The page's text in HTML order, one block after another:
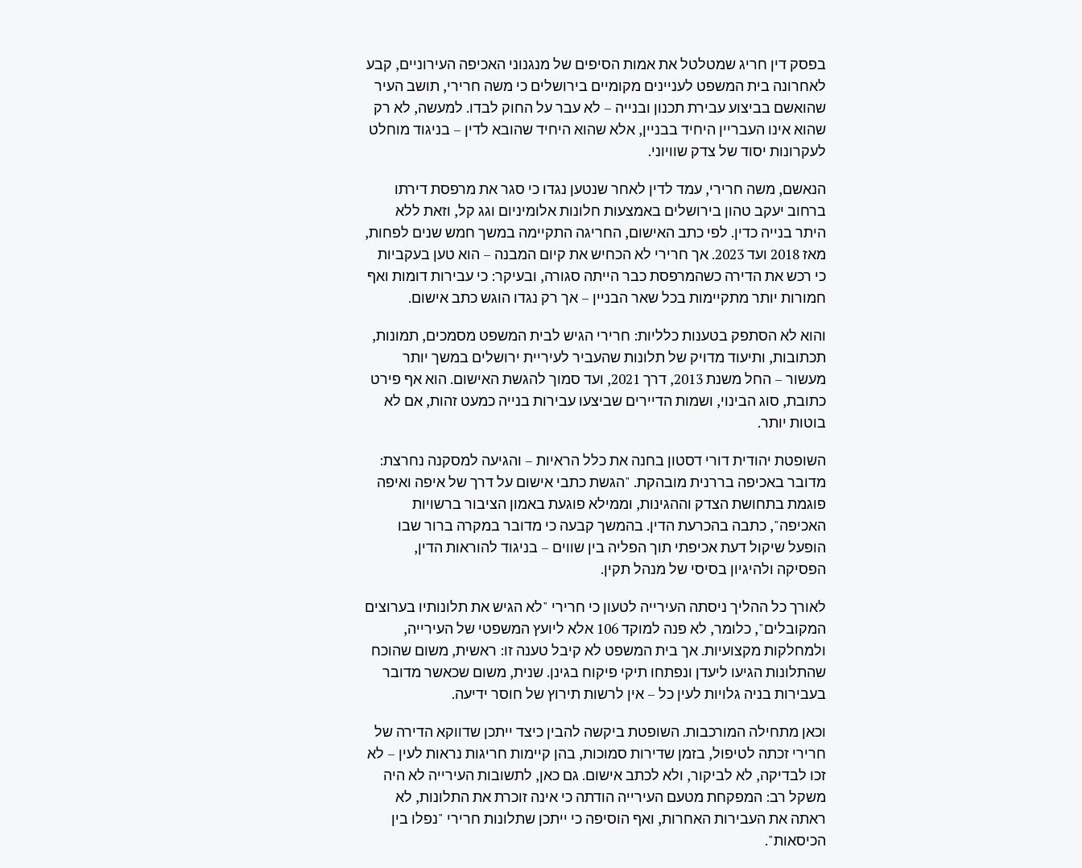
בפסק דין חריג שמטלטל את אמות הסיפים של מנגנוני האכיפה העירוניים, קבע
לאחרונה בית המשפט לעניינים מקומיים בירושלים כי משה חרירי, תושב העיר
שהואשם בביצוע עבירת תכנון ובנייה – לא עבר על החוק לבדו. למעשה, לא רק
שהוא אינו העבריין היחיד בבניין, אלא שהוא היחיד שהובא לדין – בניגוד מוחלט
לעקרונות יסוד של צדק שוויוני.
הנאשם, משה חרירי, עמד לדין לאחר שנטען נגדו כי סגר את מרפסת דירתו
ברחוב יעקב טהון בירושלים באמצעות חלונות אלומיניום וגג קל, וזאת ללא
היתר בנייה כדין. לפי כתב האישום, החריגה התקיימה במשך חמש שנים לפחות,
מאז 2018 ועד 2023. אך חרירי לא הכחיש את קיום המבנה – הוא טען בעקביות
כי רכש את הדירה כשהמרפסת כבר הייתה סגורה, ובעיקר: כי עבירות דומות ואף
חמורות יותר מתקיימות בכל שאר הבניין – אך רק נגדו הוגש כתב אישום.
והוא לא הסתפק בטענות כלליות: חרירי הגיש לבית המשפט מסמכים, תמונות,
תכתובות, ותיעוד מדויק של תלונות שהעביר לעיריית ירושלים במשך יותר
מעשור – החל משנת 2013, דרך 2021, ועד סמוך להגשת האישום. הוא אף פירט
כתובת, סוג הבינוי, ושמות הדיירים שביצעו עבירות בנייה כמעט זהות, אם לא
בוטות יותר.
השופטת יהודית דורי דסטון בחנה את כלל הראיות – והגיעה למסקנה נחרצת:
מדובר באכיפה בררנית מובהקת. "הגשת כתבי אישום על דרך של איפה ואיפה
פוגמת בתחושת הצדק וההגינות, וממילא פוגעת באמון הציבור ברשויות
האכיפה", כתבה בהכרעת הדין. בהמשך קבעה כי מדובר במקרה ברור שבו
הופעל שיקול דעת אכיפתי תוך הפליה בין שווים – בניגוד להוראות הדין,
הפסיקה ולהיגיון בסיסי של מנהל תקין.
לאורך כל ההליך ניסתה העירייה לטעון כי חרירי "לא הגיש את תלונותיו בערוצים
המקובלים", כלומר, לא פנה למוקד 106 אלא ליועץ המשפטי של העירייה,
ולמחלקות מקצועיות. אך בית המשפט לא קיבל טענה זו: ראשית, משום שהוכח
שהתלונות הגיעו ליעדן ונפתחו תיקי פיקוח בגינן. שנית, משום שכאשר מדובר
בעבירות בניה גלויות לעין כל – אין לרשות תירוץ של חוסר ידיעה.
וכאן מתחילה המורכבות. השופטת ביקשה להבין כיצד ייתכן שדווקא הדירה של
חרירי זכתה לטיפול, בזמן שדירות סמוכות, בהן קיימות חריגות נראות לעין – לא
זכו לבדיקה, לא לביקור, ולא לכתב אישום. גם כאן, לתשובות העירייה לא היה
משקל רב: המפקחת מטעם העירייה הודתה כי אינה זוכרת את התלונות, לא
ראתה את העבירות האחרות, ואף הוסיפה כי ייתכן שתלונות חרירי "נפלו בין
הכיסאות".